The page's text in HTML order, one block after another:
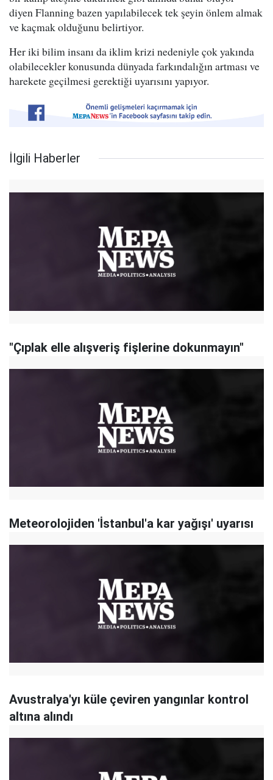
diyen Flanning bazen yapılabilecek tek şeyin önlem almak
ve kaçmak olduğunu belirtiyor.
Her iki bilim insanı da iklim krizi nedeniyle çok yakında
olabilecekler konusunda dünyada farkındalığın artması ve
harekete geçilmesi gerektiği uyarısını yapıyor.
İlgili Haberler
"Çıplak elle alışveriş fişlerine dokunmayın"
Meteorolojiden 'İstanbul'a kar yağışı' uyarısı
Avustralya'yı küle çeviren yangınlar kontrol
altına alındı